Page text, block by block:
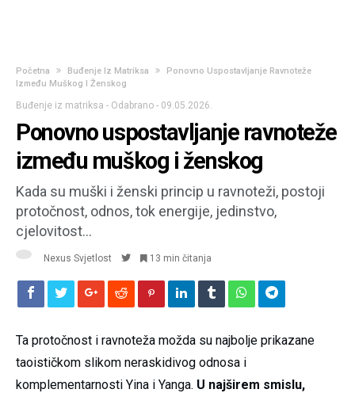
Početna Buđenje Iz Matriksa
Ponovno Uspostavljanje Ravnoteže
Između Muškog I Ženskog
Buđenje iz matriksa - Odabrano - 09.05.2026.
Ponovno uspostavljanje ravnoteže
između muškog i ženskog
Kada su muški i ženski princip u ravnoteži, postoji
protočnost, odnos, tok energije, jedinstvo,
cjelovitost…
Nexus Svjetlost 13 min čitanja
Ta protočnost i ravnoteža možda su najbolje prikazane
taoističkom slikom neraskidivog odnosa i
komplementarnosti Yina i Yanga. U najširem smislu,